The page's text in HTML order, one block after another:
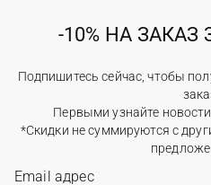
-10% НА
Подпишитесь сейчас, чтобы
Первыми узнайте
*Скидки не суммируются с